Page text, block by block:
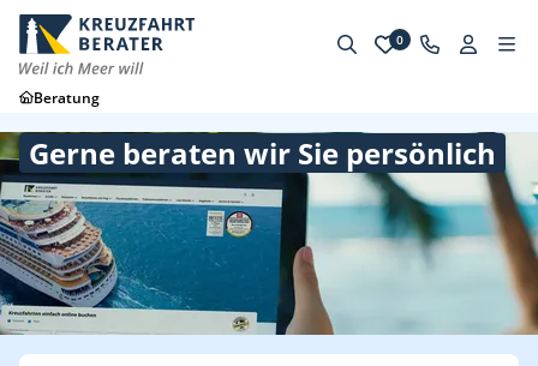
0
Beratung
Gerne beraten wir Sie persönlich